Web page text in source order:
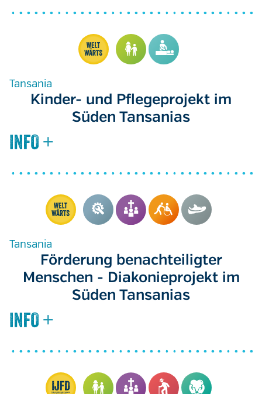
Tansania
Kinder- und Pflegeprojekt im
Süden Tansanias
Tansania
Förderung benachteiligter
Menschen - Diakonieprojekt im
Süden Tansanias